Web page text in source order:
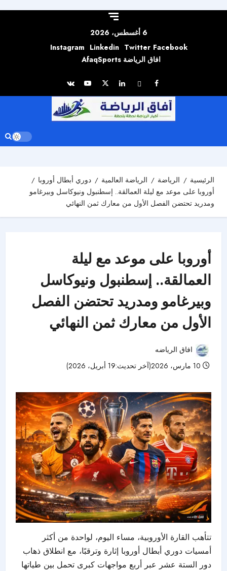
6 أغسطس، 2026
Facebook
Twitter
Linkedin
Instagram
افاق الرياضة AfaqSports
الرئيسية الرياضة الرياضة العالمية
دوري أبطال أوروبا
أوروبا على موعد مع ليلة العمالقة.. إسطنبول ونيوكاسل وبيرغامو
ومدريد تحتضن الفصل الأول من معارك ثمن النهائي
أوروبا على موعد مع ليلة
العمالقة.. إسطنبول ونيوكاسل
وبيرغامو ومدريد تحتضن الفصل
الأول من معارك ثمن النهائي
افاق الرياضه
تتأهب القارة الأوروبية، مساء اليوم، لواحدة من أكثر
أمسيات دوري أبطال أوروبا إثارة وترقبًا، مع انطلاق ذهاب
دور الستة عشر عبر أربع مواجهات كبرى تحمل بين طياتها